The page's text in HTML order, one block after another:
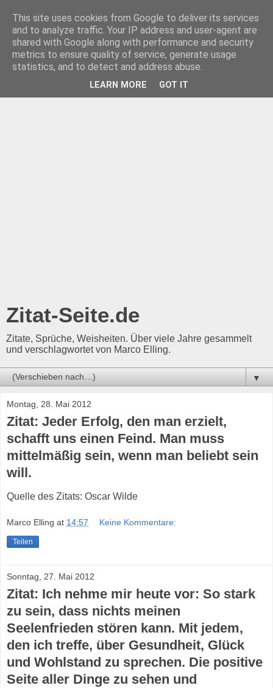
Zitat-Seite.de
Zitate, Sprüche, Weisheiten. Über viele Jahre gesammelt
und verschlagwortet von Marco Elling.
▼
Montag, 28. Mai 2012
Zitat: Jeder Erfolg, den man erzielt,
schafft uns einen Feind. Man muss
mittelmäßig sein, wenn man beliebt sein
will.
Quelle des Zitats: Oscar Wilde
Marco Elling at 14:57 Keine Kommentare:
Teilen
Sonntag, 27. Mai 2012
Zitat: Ich nehme mir heute vor: So stark
zu sein, dass nichts meinen
Seelenfrieden stören kann. Mit jedem,
den ich treffe, über Gesundheit, Glück
und Wohlstand zu sprechen. Die positive
Seite aller Dinge zu sehen und
This site uses cookies from Google to deliver its services
and to analyze traffic. Your IP address and user-agent are
shared with Google along with performance and security
metrics to ensure quality of service, generate usage
statistics, and to detect and address abuse.
LEARN MORE GOT IT